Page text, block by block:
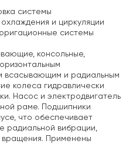
системы
и циркуляции
системы
консольные,
всасывающим и радиальным
колеса гидравлически
Насос и электродвигатель
раме. Подшипники
что обеспечивает
радиальной вибрации,
вращения. Применены